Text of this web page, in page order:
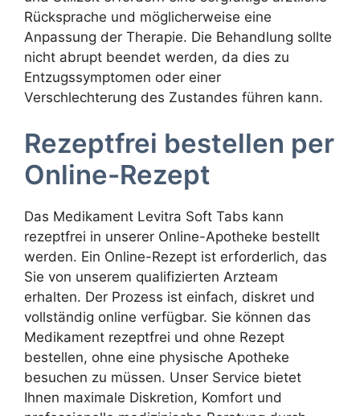
Rücksprache und möglicherweise eine
Anpassung der Therapie. Die Behandlung sollte
nicht abrupt beendet werden, da dies zu
Entzugssymptomen oder einer
Verschlechterung des Zustandes führen kann.
Rezeptfrei bestellen per
Online-Rezept
Das Medikament Levitra Soft Tabs kann
rezeptfrei in unserer Online-Apotheke bestellt
werden. Ein Online-Rezept ist erforderlich, das
Sie von unserem qualifizierten Arzteam
erhalten. Der Prozess ist einfach, diskret und
vollständig online verfügbar. Sie können das
Medikament rezeptfrei und ohne Rezept
bestellen, ohne eine physische Apotheke
besuchen zu müssen. Unser Service bietet
Ihnen maximale Diskretion, Komfort und